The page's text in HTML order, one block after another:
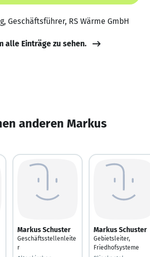
Geschäftsführer, RS Wärme GmbH
alle Einträge zu sehen.
anderen Markus
Markus Schuster
Geschäftsstellenleite
r
Markus Schuster
Gebietsleiter,
Friedhofsysteme